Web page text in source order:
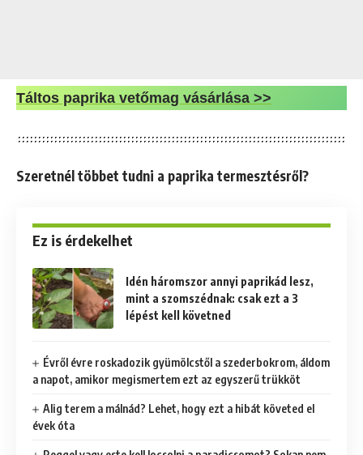
Táltos paprika vetőmag vásárlása >>
Szeretnél többet tudni a paprika termesztésről?
Ez is érdekelhet
Idén háromszor annyi paprikád lesz,
mint a szomszédnak: csak ezt a 3
lépést kell követned
Évről évre roskadozik gyümölcstől a szederbokrom, áldom
a napot, amikor megismertem ezt az egyszerű trükköt
Alig terem a málnád? Lehet, hogy ezt a hibát követed el
évek óta